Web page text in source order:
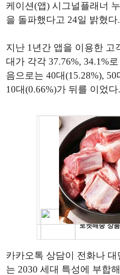
케이션(앱) 시그널플래너
을 돌파했다고 24일 밝혔다.
지난 1년간 앱을 이용한 고
대가 각각 37.76%, 34.1%
음으로는 40대(15.28%), 50
10대(0.66%)가 뒤를 이었다.
카카오톡 상담이 전화나
는 2030 세대 특성에 부합